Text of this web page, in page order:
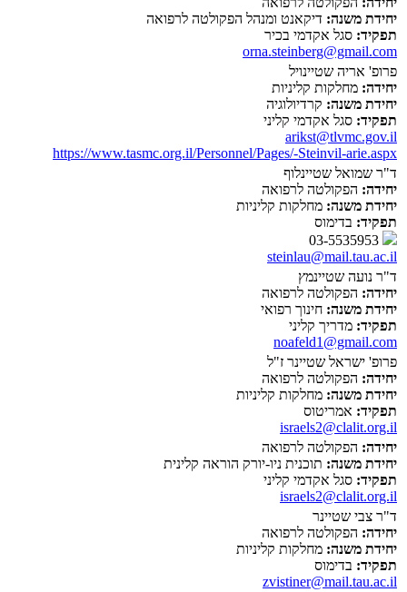
יחידת משנה: דיקאנט ומנהל הפקולטה לרפואה
תפקיד: סגל אקדמי בכיר
orna.steinberg@gmail.com
פרופ' אריה שטיינויל
יחידה: מחלקות קליניות
יחידת משנה: קרדיולוגיה
תפקיד: סגל אקדמי קליני
arikst@tlvmc.gov.il
https://www.tasmc.org.il/Personnel/Pages/-Steinvil-arie.aspx
ד"ר שמואל שטיינלוף
יחידה: הפקולטה לרפואה
יחידת משנה: מחלקות קליניות
תפקיד: בדימוס
steinlau@mail.tau.ac.il
ד"ר נועה שטיינמץ
יחידה: הפקולטה לרפואה
יחידת משנה: חינוך רפואי
תפקיד: מדריך קליני
noafeld1@gmail.com
פרופ' ישראל שטיינר ז"ל
יחידה: הפקולטה לרפואה
יחידת משנה: מחלקות קליניות
תפקיד: אמריטוס
israels2@clalit.org.il
יחידה: הפקולטה לרפואה
יחידת משנה: תוכנית ניו-יורק הוראה קלינית
תפקיד: סגל אקדמי קליני
israels2@clalit.org.il
ד"ר צבי שטיינר
יחידה: הפקולטה לרפואה
יחידת משנה: מחלקות קליניות
תפקיד: בדימוס
zvistiner@mail.tau.ac.il